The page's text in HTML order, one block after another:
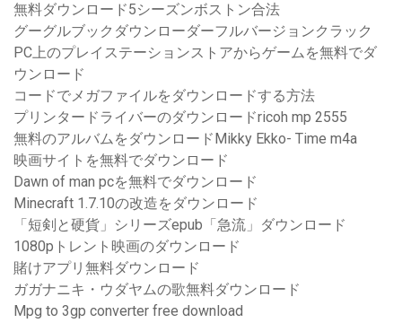
無料ダウンロード5シーズンボストン合法
グーグルブックダウンローダーフルバージョンクラック
PC上のプレイステーションストアからゲームを無料でダ
ウンロード
コードでメガファイルをダウンロードする方法
プリンタードライバーのダウンロードricoh mp 2555
無料のアルバムをダウンロードMikky Ekko- Time m4a
映画サイトを無料でダウンロード
Dawn of man pcを無料でダウンロード
Minecraft 1.7.10の改造をダウンロード
「短剣と硬貨」シリーズepub「急流」ダウンロード
1080pトレント映画のダウンロード
賭けアプリ無料ダウンロード
ガガナニキ・ウダヤムの歌無料ダウンロード
Mpg to 3gp converter free download